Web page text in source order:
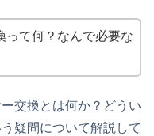
って何？なんで必要な
交換とは何か？どうい
疑問について解説して